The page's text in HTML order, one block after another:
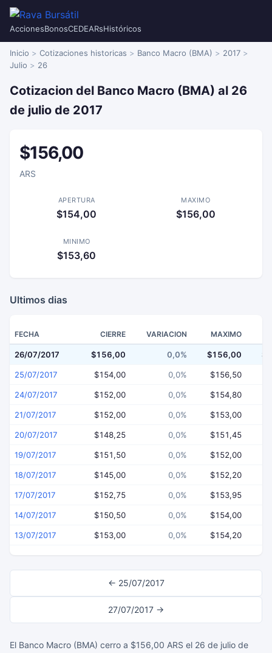
AccionesBonosCEDEARsHistóricos
Inicio Cotizaciones historicas Banco Macro (BMA)
2017
Julio
26
Cotizacion del Banco Macro (BMA) al 26
de julio de 2017
$156,00
ARS
APERTURA
$154,00
MAXIMO
$156,00
MINIMO
$153,60
Ultimos dias
FECHA CIERRE VARIACION MAXIMO
26/07/2017 $156,00 0,0% $156,00
25/07/2017 $154,00 0,0% $156,50
24/07/2017 $152,00 0,0% $154,80
21/07/2017 $152,00 0,0% $153,00
20/07/2017 $148,25 0,0% $151,45
19/07/2017 $151,50 0,0% $152,00
18/07/2017 $145,00 0,0% $152,20
17/07/2017 $152,75 0,0% $153,95
14/07/2017 $150,50 0,0% $154,00
13/07/2017 $153,00 0,0% $154,20
← 25/07/2017
27/07/2017 →
El Banco Macro (BMA) cerro a $156,00 ARS el 26 de julio de